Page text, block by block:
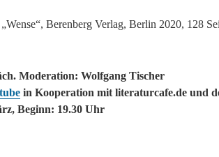
Berenberg Verlag, Berlin 2020, 128
Moderation: Wolfgang Tischer
in Kooperation mit literaturcafe.de und
Beginn: 19.30 Uhr